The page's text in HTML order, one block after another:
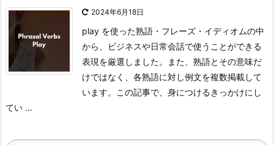
2024年6月18日
play を使った熟語・フレーズ・イディオムの中
から、ビジネスや日常会話で使うことができる
表現を厳選しました。また、熟語とその意味だ
けではなく、各熟語に対し例文を複数掲載して
います。
この記事で、身につけるきっかけにし
てい ...